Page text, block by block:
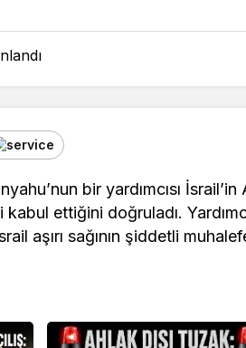
bir yardımcısı
ettiğini doğruladı.
aşırı sağının şiddetli